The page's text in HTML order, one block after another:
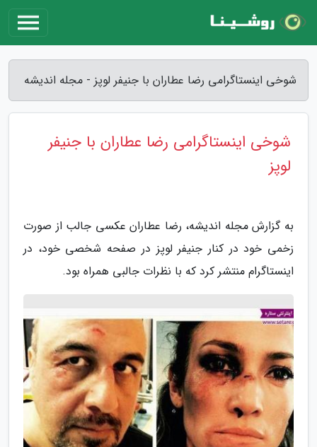
شوخی اینستاگرامی رضا عطاران با جنیفر لوپز - مجله اندیشه
شوخی اینستاگرامی رضا عطاران با جنیفر
لوپز
به گزارش مجله اندیشه، رضا عطاران عکسی جالب از صورت
زخمی خود در کنار جنیفر لوپز در صفحه شخصی خود، در
اینستاگرام منتشر کرد که با نظرات جالبی همراه بود.